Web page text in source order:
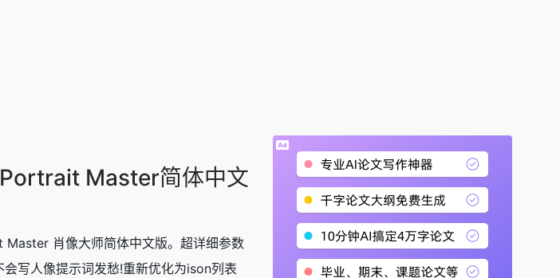
Master简体中文
肖像大师简体中文版。超详细参数
会写人像提示词发愁!重新优化为ison列表